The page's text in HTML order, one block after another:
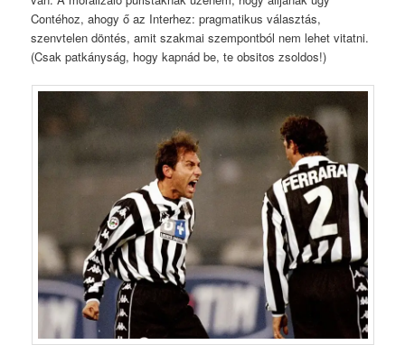
Contéhoz, ahogy ő az Interhez: pragmatikus választás,
szenvtelen döntés, amit szakmai szempontból nem lehet vitatni.
(Csak patkányság, hogy kapnád be, te obsitos zsoldos!)